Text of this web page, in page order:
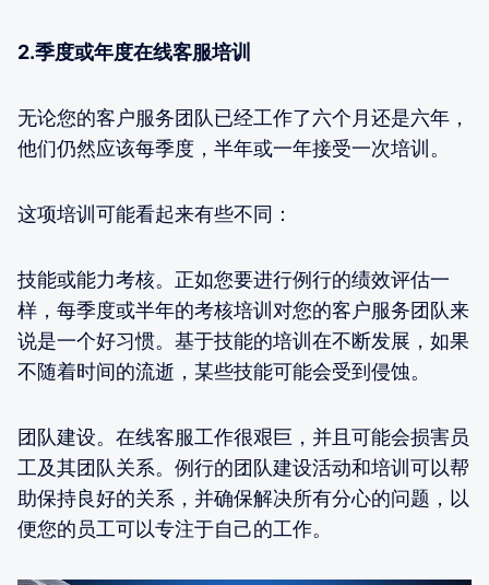
2.季度或年度在线客服培训
无论您的客户服务团队已经工作了六个月还是六年，
他们仍然应该每季度，半年或一年接受一次培训。
这项培训可能看起来有些不同：
技能或能力考核。正如您要进行例行的绩效评估一
样，每季度或半年的考核培训对您的客户服务团队来
说是一个好习惯。基于技能的培训在不断发展，如果
不随着时间的流逝，某些技能可能会受到侵蚀。
团队建设。在线客服工作很艰巨，并且可能会损害员
工及其团队关系。例行的团队建设活动和培训可以帮
助保持良好的关系，并确保解决所有分心的问题，以
便您的员工可以专注于自己的工作。